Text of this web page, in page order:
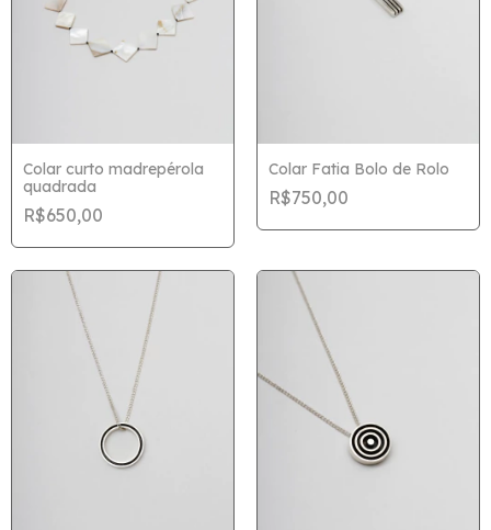
Colar curto madrepérola
quadrada
R$650,00
Colar Fatia Bolo de Rolo
R$750,00